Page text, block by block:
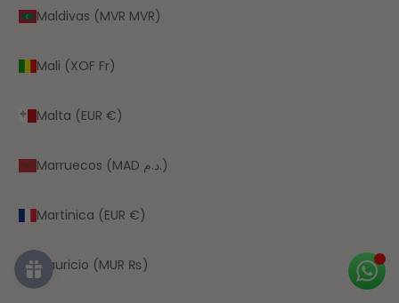
Maldivas (MVR MVR)
Mali (XOF Fr)
Malta (EUR €)
Marruecos (MAD د.م.)
Martinica (EUR €)
Mauricio (MUR ₨)